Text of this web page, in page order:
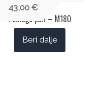
Podlaga puff – M180
43,00 €
Beri dalje